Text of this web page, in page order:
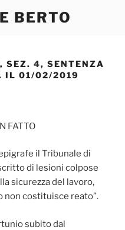
BERTO
SEZ. 4, SENTENZA
IL 01/02/2019
FATTO
il Tribunale di
di lesioni colpose
sicurezza del lavoro,
non costituisce reato”.
subito dal